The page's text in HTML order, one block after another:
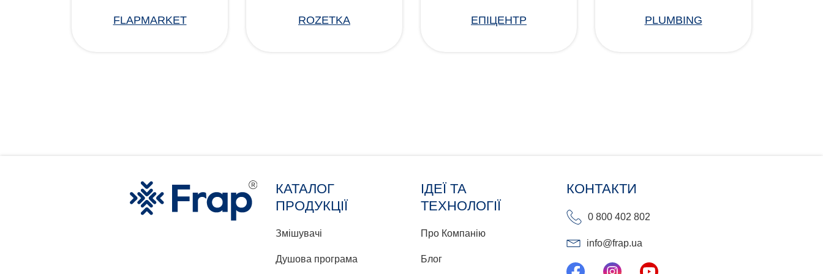
FLAPMARKET ROZETKA ЕПІЦЕНТР PLUMBING
КАТАЛОГ
ПРОДУКЦІЇ
Змішувачі
Душова програма
ІДЕЇ ТА
ТЕХНОЛОГІЇ
Про Компанію
Блог
КОНТАКТИ
0 800 402 802
info@frap.ua